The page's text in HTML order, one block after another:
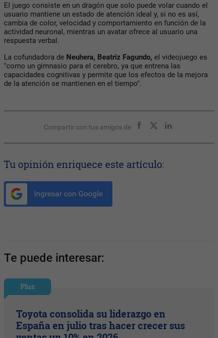
El juego consiste en un dragón que solo puede volar cuando el
usuario mantiene un estado de atención ideal y, si no es así,
cambia de color, velocidad y comportamiento en función de la
actividad neuronal, mientras un avatar ofrece al usuario una
respuesta verbal.
La cofundadora de Neuhera, Beatriz Fagundo, el videojuego es
"como un gimnasio para el cerebro, ya que entrena las
capacidades cognitivas y permite que los efectos de la mejora
de la atención se mantienen en el tiempo".
Compartir con tus amigos de
Tu opinión enriquece este artículo:
Ingresar con Google
Te puede interesar:
Plus
Toyota consolida su liderazgo en
España en julio tras hacer crecer sus